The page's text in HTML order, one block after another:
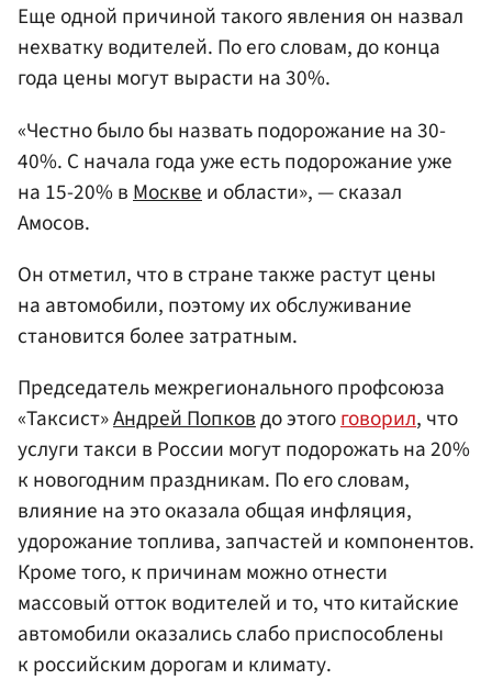
Еще одной причиной такого явления он назвал
нехватку водителей. По его словам, до конца
года цены могут вырасти на 30%.
«Честно было бы назвать подорожание на 30-
40%. С начала года уже есть подорожание уже
на 15-20% в Москве и области», — сказал
Амосов.
Он отметил, что в стране также растут цены
на автомобили, поэтому их обслуживание
становится более затратным.
Председатель межрегионального профсоюза
«Таксист»Андрей Попковдо этогоговорил, что
услуги такси в России могут подорожать на 20%
к новогодним праздникам. По его словам,
влияние на это оказала общая инфляция,
удорожание топлива, запчастей и компонентов.
Кроме того, к причинам можно отнести
массовый отток водителей и то, что китайские
автомобили оказались слабо приспособлены
к российским дорогам и климату.